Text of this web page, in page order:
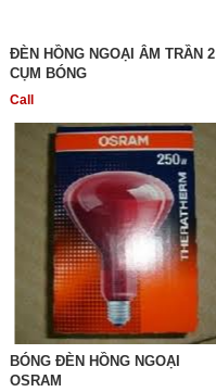
ĐÈN HỒNG NGOẠI ÂM TRẦN 2
CỤM BÓNG
Call
BÓNG ĐÈN HỒNG NGOẠI
OSRAM